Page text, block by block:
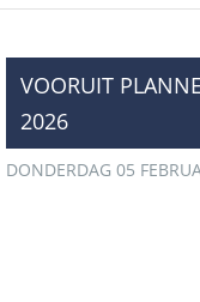
​VOORUIT
2026
DONDERDAG 05